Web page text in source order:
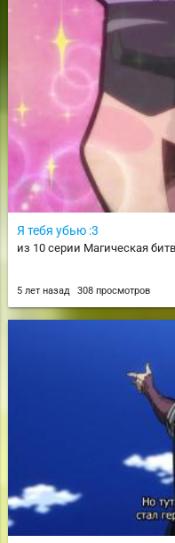
Я тебя убью :3
из 10 серии Магическая
5 лет назад 308 просмотров